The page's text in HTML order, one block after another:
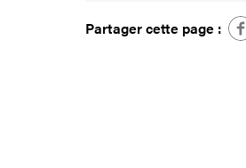
Partager cette page :